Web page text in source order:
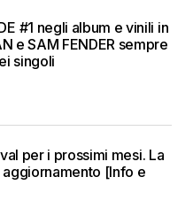
#1 negli album e vinili in
e SAM FENDER sempre
singoli
per i prossimi mesi. La
aggiornamento [Info e